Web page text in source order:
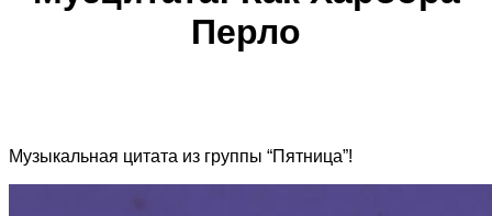
Перло
Музыкальная цитата из группы “Пятница”!